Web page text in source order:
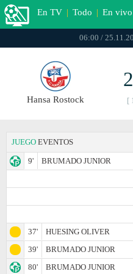
En TV | Todo | En vivo
06:00 /
Hansa Rostock [
JUEGO EVENTOS
9'
BRUMADO JUNIOR
37'
HUESING OLIVER
39'
BRUMADO JUNIOR
80'
BRUMADO JUNIOR